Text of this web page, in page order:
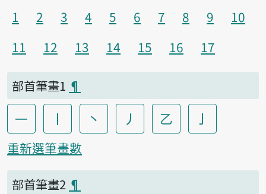
1
2 3 4 5 6 7 8 9
10
11
12 13 14 15 16 17
部首筆畫1 ¶
一 丨 丶 丿 乙 亅
重新選筆畫數
部首筆畫2 ¶